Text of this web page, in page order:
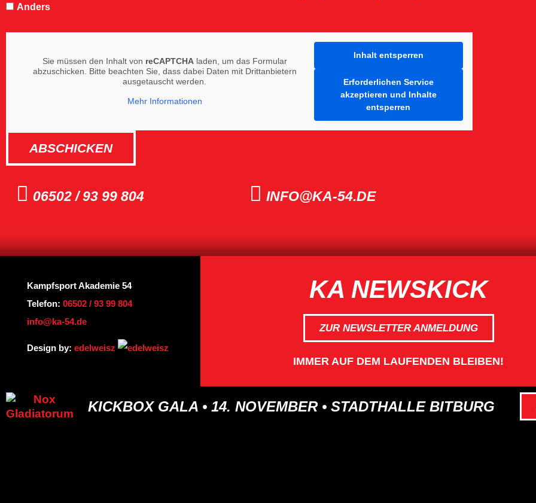
Anders
Sie müssen den Inhalt von reCAPTCHAladen, um das Formular
abzuschicken. Bitte beachten Sie, dass dabei Daten mit Drittanbietern
ausgetauscht werden.
Mehr Informationen
Inhalt entsperren
Erforderlichen Service
akzeptieren und Inhalte
entsperren
ABSCHICKEN
06502 / 93 99 804 INFO@KA-54.DE
Kampfsport Akademie 54
Telefon: 06502 / 93 99 804
info@ka-54.de
Design by: edelweisz
KA NEWSKICK
ZUR NEWSLETTER ANMELDUNG
IMMER AUF DEM LAUFENDEN BLEIBEN!
KICKBOX GALA • 14. NOVEMBER • STADTHALLE BITBURG